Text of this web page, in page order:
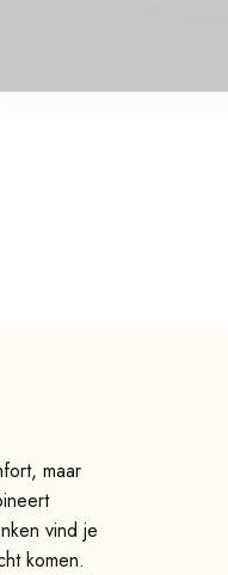
maar
vind je
komen.